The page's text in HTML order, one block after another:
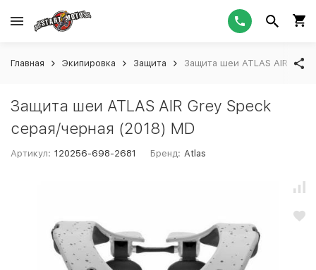
Главная Экипировка Защита Защита шеи ATLAS AIR Grey
Защита шеи ATLAS AIR Grey Speck
серая/черная (2018) MD
Артикул: 120256-698-2681 Бренд: Atlas